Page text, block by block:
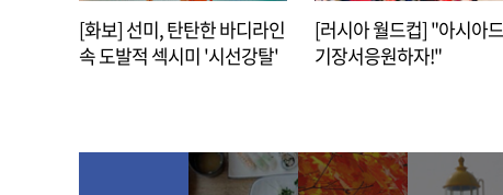
[화보] 선미, 탄탄한 바디라인
속 도발적 섹시미 '시선강탈'
[러시아 월드컵] "아시아
기장서응원하자!"